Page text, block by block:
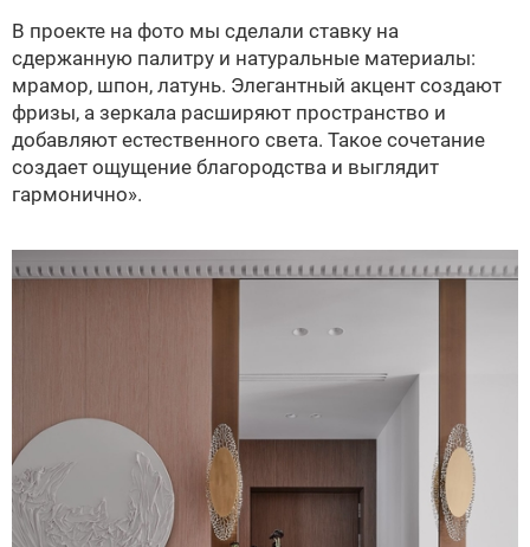
В проекте на фото мы сделали ставку на
сдержанную палитру и натуральные материалы:
мрамор, шпон, латунь. Элегантный акцент создают
фризы, а зеркала расширяют пространство и
добавляют естественного света. Такое сочетание
создает ощущение благородства и выглядит
гармонично».